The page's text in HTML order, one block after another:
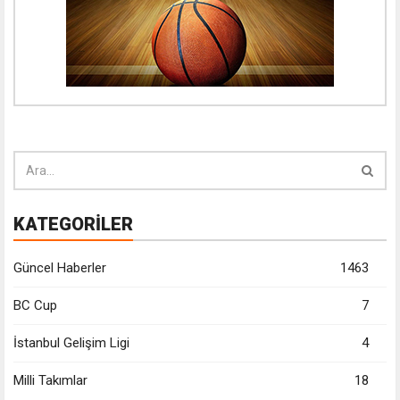
KATEGORİLER
Güncel Haberler 1463
BC Cup 7
İstanbul Gelişim Ligi 4
Milli Takımlar 18